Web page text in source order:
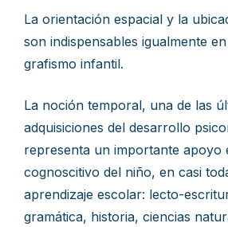
La orientación espacial y la
son indispensables igualmente
grafismo infantil.
La noción temporal, una de las
adquisiciones del desarrollo
representa un importante apoyo
cognoscitivo del niño, en casi
aprendizaje escolar: lecto-
gramática, historia, ciencias